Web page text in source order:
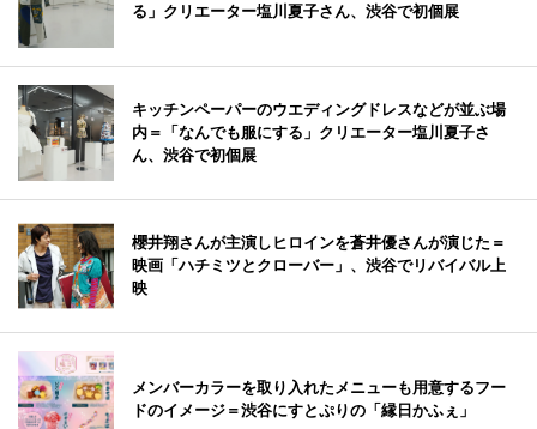
る」クリエーター塩川夏子さん、渋谷で初個展
キッチンペーパーのウエディングドレスなどが並ぶ場
内＝「なんでも服にする」クリエーター塩川夏子さ
ん、渋谷で初個展
櫻井翔さんが主演しヒロインを蒼井優さんが演じた＝
映画「ハチミツとクローバー」、渋谷でリバイバル上
映
メンバーカラーを取り入れたメニューも用意するフー
ドのイメージ＝渋谷にすとぷりの「縁日かふぇ」